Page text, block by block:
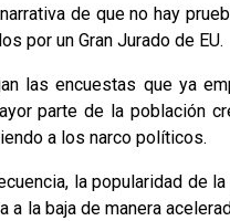
de que no hay
por un Gran Jurado de EU.
las encuestas que ya
parte de la población
a los narco políticos.
la popularidad de la
a la baja de manera